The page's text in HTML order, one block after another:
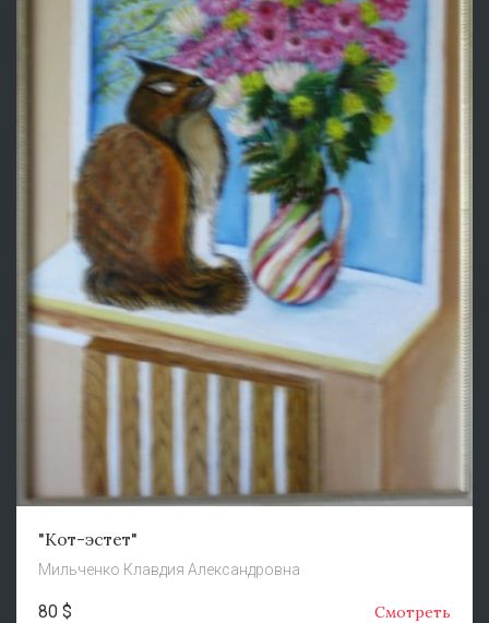
"Кот-эстет"
Мильченко Клавдия Александровна
80 $ Смотреть